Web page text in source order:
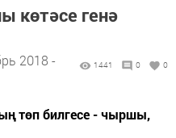
көтәсе генә
2018 -
1441 0 0
төп билгесе - чыршы,